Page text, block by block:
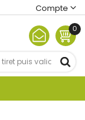
Compte
0